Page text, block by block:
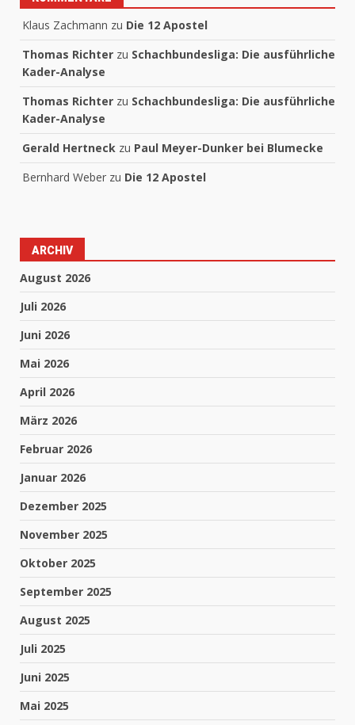
Klaus Zachmann zu Die 12 Apostel
Thomas Richter zu Schachbundesliga: Die ausführliche
Kader-Analyse
Thomas Richter zu Schachbundesliga: Die ausführliche
Kader-Analyse
Gerald Hertneck zu Paul Meyer-Dunker bei Blumecke
Bernhard Weber zu Die 12 Apostel
ARCHIV
August 2026
Juli 2026
Juni 2026
Mai 2026
April 2026
März 2026
Februar 2026
Januar 2026
Dezember 2025
November 2025
Oktober 2025
September 2025
August 2025
Juli 2025
Juni 2025
Mai 2025